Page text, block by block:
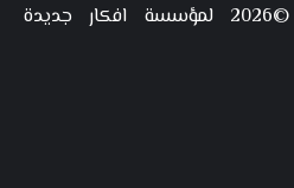
جميع الحقوق محفوظة ©2026 لمؤسسة افكار جديدة